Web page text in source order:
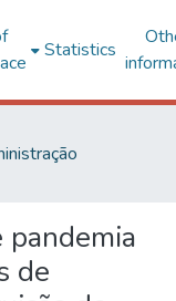
Statistics
de